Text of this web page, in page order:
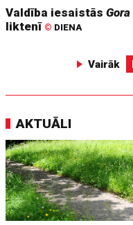
Valdība iesaistāsGora
liktenī © DIENA
Vairāk
AKTUĀLI